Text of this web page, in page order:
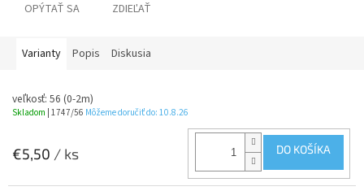
OPÝTAŤ SA ZDIEĽAŤ
Varianty Popis Diskusia
veľkosť: 56 (0-2m)
Skladom | 1747/56 Môžeme doručiť do: 10.8.26
€5,50 / ks DO KOŠÍKA